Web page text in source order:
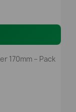
170mm – Pack